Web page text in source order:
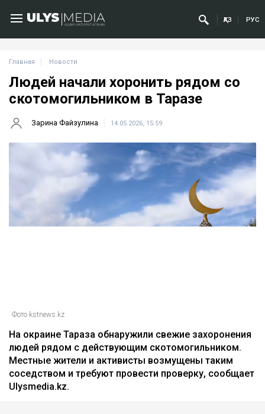
ҚАЗ РУС
Главная Новости
Людей начали хоронить рядом со
скотомогильником в Таразе
Зарина Файзулина 14.05.2026, 15:59
Фото kstnews.kz
На окраине Тараза обнаружили свежие захоронения
людей рядом с действующим скотомогильником.
Местные жители и активисты возмущены таким
соседством и требуют провести проверку, сообщает
Ulysmedia.kz.